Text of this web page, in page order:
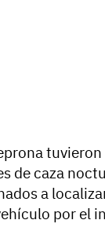
de caza
a
por el